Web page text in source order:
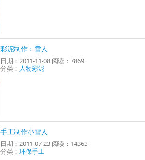
彩泥制作：雪人
日期：2011-11-08 阅读：7869
分类： 人物彩泥
手工制作小雪人
日期：2011-07-23 阅读：14363
分类：环保手工